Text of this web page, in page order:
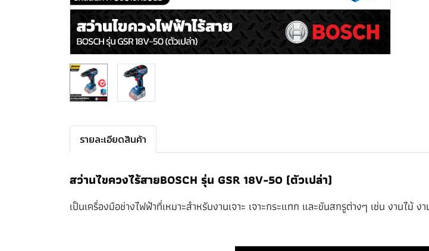
รายละเอียดสินค้า
สว่านไขควงไร้สายBOSCH รุ่น GSR 18V-50 (ตัวเปล่า)
เป็นเครื่องมือช่างไฟฟ้าที่เหมาะสำหรับงานเจาะ เจาะกระแทก และขันสกรูต่างๆ เช่น งานไม้